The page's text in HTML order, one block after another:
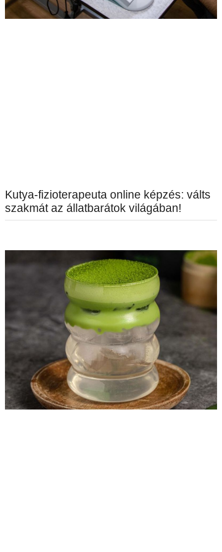
Kutya-fizioterapeuta online képzés: válts
szakmát az állatbarátok világában!